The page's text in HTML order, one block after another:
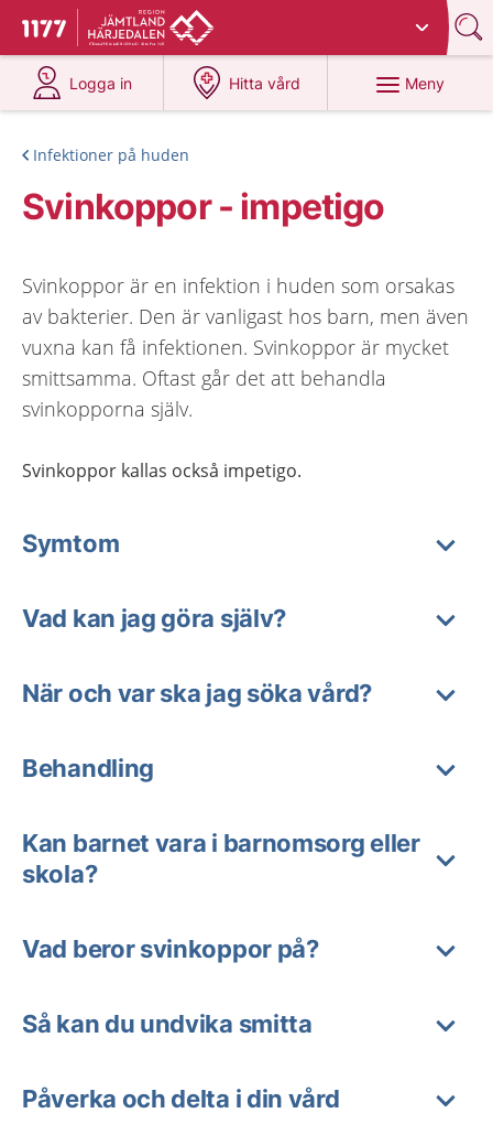
Till startsidan för 1177
Du har valt region
Logga in
på 1177.se
Hitta vård
på 1177.se
Meny
Infektioner på huden
Svinkoppor - impetigo
Svinkoppor är en infektion i huden som orsakas
av bakterier. Den är vanligast hos barn, men även
vuxna kan få infektionen. Svinkoppor är mycket
smittsamma. Oftast går det att behandla
svinkopporna själv.
Svinkoppor kallas också impetigo.
Symtom
Vad kan jag göra själv?
När och var ska jag söka vård?
Behandling
Kan barnet vara i barnomsorg eller
skola?
Vad beror svinkoppor på?
Så kan du undvika smitta
Påverka och delta i din vård